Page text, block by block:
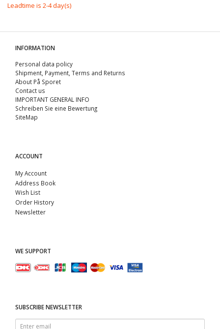
Leadtime is 2-4 day(s)
INFORMATION
Personal data policy
Shipment, Payment, Terms and Returns
About På Sporet
Contact us
IMPORTANT GENERAL INFO
Schreiben Sie eine Bewertung
SiteMap
ACCOUNT
My Account
Address Book
Wish List
Order History
Newsletter
WE SUPPORT
SUBSCRIBE NEWSLETTER
Enter